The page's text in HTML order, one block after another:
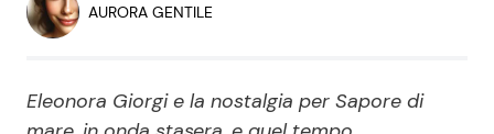
Economia
Persone Scomparse Programmi TV
AURORA GENTILE
Eleonora Giorgi e la nostalgia per Sapore di